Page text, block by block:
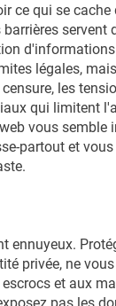
ce qui se cache
barrières
légales,
les
qui limitent
vous semble
partout et
ennuyeux.
privée, ne
et aux